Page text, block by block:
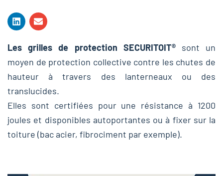
Les grilles de protection SECURITOIT®sont un
moyen de protection collective contre les chutes de
hauteur à travers des lanterneaux ou des
translucides.
Elles sont certifiées pour une résistance à 1200
joules et disponibles autoportantes ou à fixer sur la
toiture (bac acier, fibrociment par exemple).